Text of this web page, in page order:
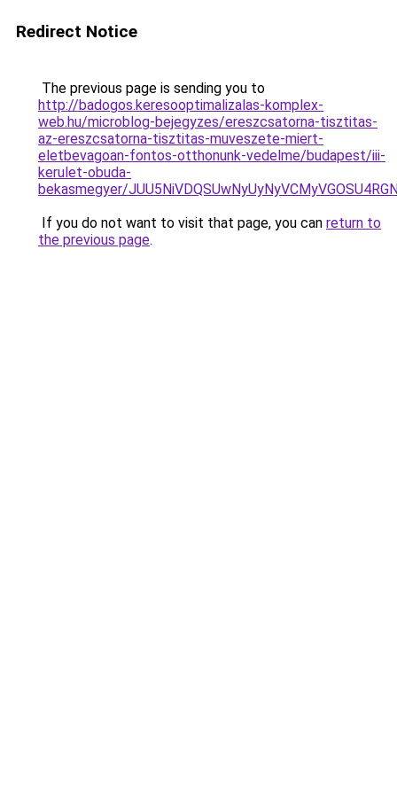
Redirect Notice
The previous page is sending you to
http://badogos.keresooptimalizalas-komplex-
web.hu/microblog-bejegyzes/ereszcsatorna-tisztitas-
az-ereszcsatorna-tisztitas-muveszete-miert-
eletbevagoan-fontos-otthonunk-vedelme/budapest/iii-
kerulet-obuda-
bekasmegyer/
If you do not want to visit that page, you can return to
the previous page.